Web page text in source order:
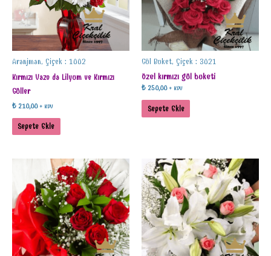
Aranjman, Çiçek : 1002
Kırmızı Vazo da Lilyum ve Kırmızı
Güller
₺210,00 + KDV
Sepete Ekle
Gül Buket, Çiçek : 3021
özel kırmızı gül buketi
₺ 250,00 + KDV
Sepete Ekle